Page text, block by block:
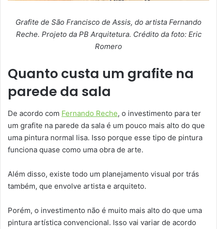
Grafite de São Francisco de Assis, do artista Fernando
Reche. Projeto da PB Arquitetura. Crédito da foto: Eric
Romero
Quanto custa um grafite na
parede da sala
De acordo com Fernando Reche, o investimento para ter
um grafite na parede da sala é um pouco mais alto do que
uma pintura normal lisa. Isso porque esse tipo de pintura
funciona quase como uma obra de arte.
Além disso, existe todo um planejamento visual por trás
também, que envolve artista e arquiteto.
Porém, o investimento não é muito mais alto do que uma
pintura artística convencional. Isso vai variar de acordo